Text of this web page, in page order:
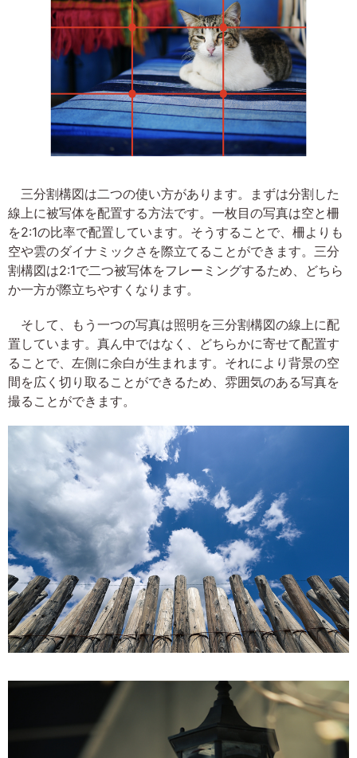
三分割構図は二つの使い方があります。まずは分割した
線上に被写体を配置する方法です。一枚目の写真は空と柵
を2:1の比率で配置しています。そうすることで、柵よりも
空や雲のダイナミックさを際立てることができます。三分
割構図は2:1で二つ被写体をフレーミングするため、どちら
か一方が際立ちやすくなります。
そして、もう一つの写真は照明を三分割構図の線上に配
置しています。真ん中ではなく、どちらかに寄せて配置す
ることで、左側に余白が生まれます。それにより背景の空
間を広く切り取ることができるため、雰囲気のある写真を
撮ることができます。